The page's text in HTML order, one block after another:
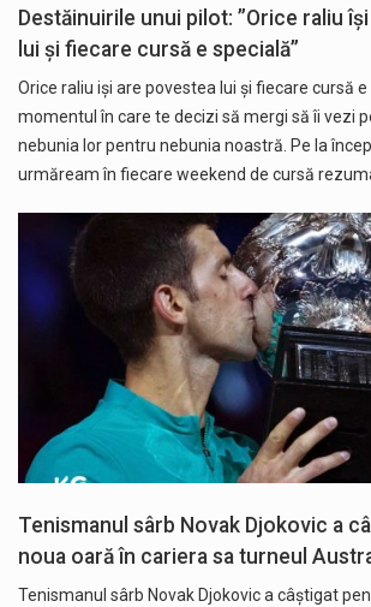
Destăinuirile unui pilot: ”Orice raliu
lui și fiecare cursă e specială”
Orice raliu iși are povestea lui și fiecare cursă
momentul în care te decizi să mergi să îi vezi
nebunia lor pentru nebunia noastră. Pe la
urmăream în fiecare weekend de cursă
Tenismanul sârb Novak Djokovic a
noua oară în cariera sa turneul
Tenismanul sârb Novak Djokovic a câştigat